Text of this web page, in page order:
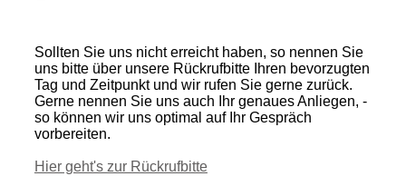
Sollten Sie uns nicht erreicht haben, so nennen Sie
uns bitte über unsere Rückrufbitte Ihren bevorzugten
Tag und Zeitpunkt und wir rufen Sie gerne zurück.
Gerne nennen Sie uns auch Ihr genaues Anliegen, -
so können wir uns optimal auf Ihr Gespräch
vorbereiten.
Hier geht's zur Rückrufbitte